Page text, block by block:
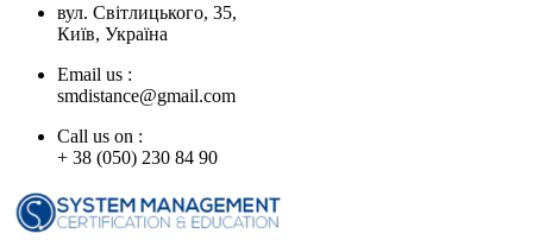
вул. Світлицького, 35,
Київ, Україна
Email us :
smdistance@gmail.com
Call us on :
+ 38 (050) 230 84 90